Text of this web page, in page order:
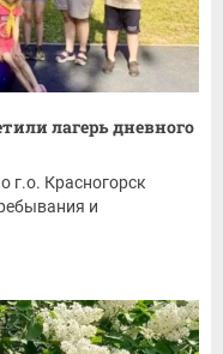
лагерь дневного
г.о. Красногорск
и